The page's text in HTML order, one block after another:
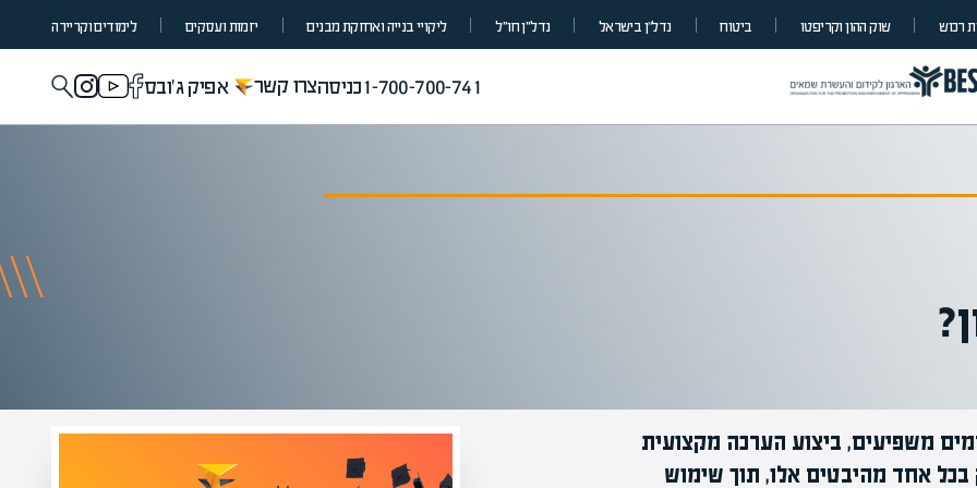
רכוש שוק ההון וקריפטו ביטוח נדל”ן בישראל נדל״ן חו״ל ליקויי בנייה ואחזקת מבנים יזמות ועסקים לימודים וקריירה
1-700-700-741כניסהצרו קשר אפיק ג'ובס
משפיעים, ביצוע הערכה מקצועית
אחד מהיבטים אלו, תוך שימוש
מומחים בהערכת שווי